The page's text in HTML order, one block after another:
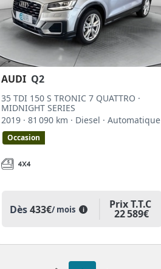
AUDI Q2
35 TDI 150 S TRONIC 7 QUATTRO ·
MIDNIGHT SERIES
2019 · 81 090 km · Diesel · Automatique
Occasion
Dès433€/ mois i Prix T.T.C
22 589€